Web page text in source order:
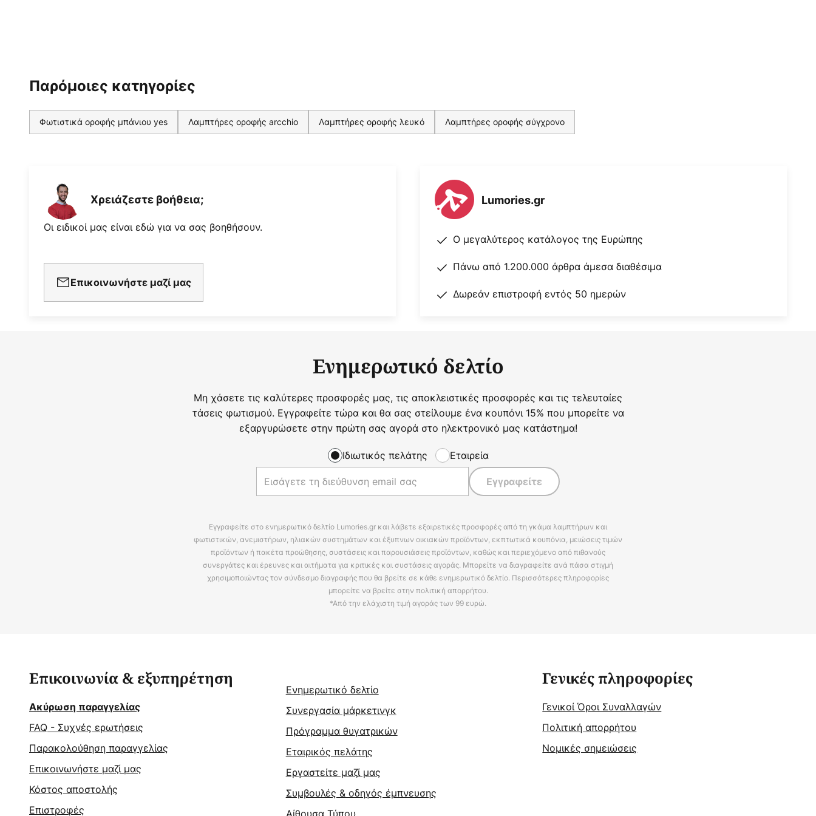
Παρόμοιες κατηγορίες
Φωτιστικά οροφής μπάνιου yes Λαμπτήρες οροφής arcchio Λαμπτήρες οροφής λευκό Λαμπτήρες οροφής σύγχρονο
Χρειάζεστε βοήθεια;
Οι ειδικοί μας είναι εδώ για να σας βοηθήσουν.
Επικοινωνήστε μαζί μας
Lumories.gr
Ο μεγαλύτερος κατάλογος της Ευρώπης
Πάνω από 1.200.000 άρθρα άμεσα διαθέσιμα
Δωρεάν επιστροφή εντός 50 ημερών
Ενημερωτικό δελτίο
Μη χάσετε τις καλύτερες προσφορές μας, τις αποκλειστικές προσφορές και τις τελευταίες
τάσεις φωτισμού. Εγγραφείτε τώρα και θα σας στείλουμε ένα κουπόνι 15% που μπορείτε να
εξαργυρώσετε στην πρώτη σας αγορά στο ηλεκτρονικό μας κατάστημα!
Ιδιωτικός πελάτης Εταιρεία
Εγγραφείτε
Εγγραφείτε στο ενημερωτικό δελτίο Lumories.gr και λάβετε εξαιρετικές προσφορές από τη γκάμα λαμπτήρων και
φωτιστικών, ανεμιστήρων, ηλιακών συστημάτων και έξυπνων οικιακών προϊόντων, εκπτωτικά κουπόνια, μειώσεις τιμών
προϊόντων ή πακέτα προώθησης, συστάσεις και παρουσιάσεις προϊόντων, καθώς και περιεχόμενο από πιθανούς
συνεργάτες και έρευνες και αιτήματα για κριτικές και συστάσεις αγοράς. Μπορείτε να διαγραφείτε ανά πάσα στιγμή
χρησιμοποιώντας τον σύνδεσμο διαγραφής που θα βρείτε σε κάθε ενημερωτικό δελτίο. Περισσότερες πληροφορίες
μπορείτε να βρείτε στην πολιτική απορρήτου.
*Από την ελάχιστη τιμή αγοράς των 99 ευρώ.
Επικοινωνία & εξυπηρέτηση
Ακύρωση παραγγελίας
FAQ - Συχνές ερωτήσεις
Παρακολούθηση παραγγελίας
Επικοινωνήστε μαζί μας
Κόστος αποστολής
Επιστροφές
Ενημερωτικό δελτίο
Συνεργασία μάρκετινγκ
Πρόγραμμα θυγατρικών
Εταιρικός πελάτης
Εργαστείτε μαζί μας
Συμβουλές & οδηγός έμπνευσης
Γενικές πληροφορίες
Γενικοί Όροι Συναλλαγών
Πολιτική απορρήτου
Νομικές σημειώσεις